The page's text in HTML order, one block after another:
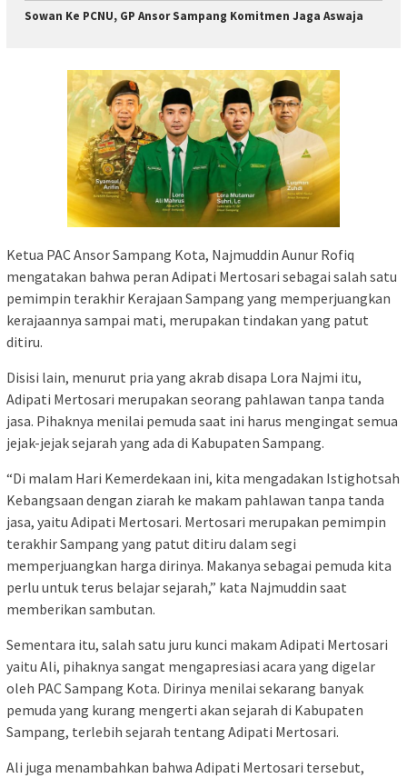
Sowan Ke PCNU, GP Ansor Sampang Komitmen Jaga Aswaja
Ketua PAC Ansor Sampang Kota, Najmuddin Aunur Rofiq
mengatakan bahwa peran Adipati Mertosari sebagai salah satu
pemimpin terakhir Kerajaan Sampang yang memperjuangkan
kerajaannya sampai mati, merupakan tindakan yang patut
ditiru.
Disisi lain, menurut pria yang akrab disapa Lora Najmi itu,
Adipati Mertosari merupakan seorang pahlawan tanpa tanda
jasa. Pihaknya menilai pemuda saat ini harus mengingat semua
jejak-jejak sejarah yang ada di Kabupaten Sampang.
“Di malam Hari Kemerdekaan ini, kita mengadakan Istighotsah
Kebangsaan dengan ziarah ke makam pahlawan tanpa tanda
jasa, yaitu Adipati Mertosari. Mertosari merupakan pemimpin
terakhir Sampang yang patut ditiru dalam segi
memperjuangkan harga dirinya. Makanya sebagai pemuda kita
perlu untuk terus belajar sejarah,” kata Najmuddin saat
memberikan sambutan.
Sementara itu, salah satu juru kunci makam Adipati Mertosari
yaitu Ali, pihaknya sangat mengapresiasi acara yang digelar
oleh PAC Sampang Kota. Dirinya menilai sekarang banyak
pemuda yang kurang mengerti akan sejarah di Kabupaten
Sampang, terlebih sejarah tentang Adipati Mertosari.
Ali juga menambahkan bahwa Adipati Mertosari tersebut,